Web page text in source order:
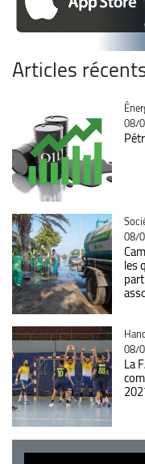
Articles
08/
08/
les
08/
La